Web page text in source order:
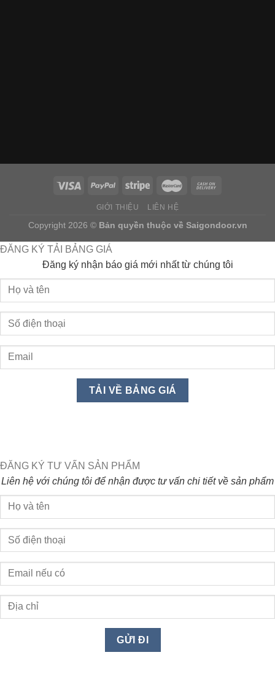
GIỚI THIỆU LIÊN HỆ
Copyright 2026 © Bản quyền thuộc về Saigondoor.vn
ĐĂNG KÝ TẢI BẢNG GIÁ
Đăng ký nhận báo giá mới nhất từ chúng tôi
ĐĂNG KÝ TƯ VẤN SẢN PHẨM
Liên hệ với chúng tôi để nhận được tư vấn chi tiết về sản phẩm